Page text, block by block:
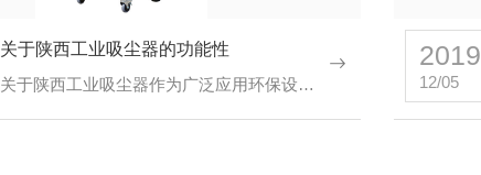
关于陕西工业吸尘器的功能性
关于陕西工业吸尘器作为广泛应用环保设备，可它的带来的效果远远超越了清洁工具这一简单的定位。为了便于用户…
2019
12/05